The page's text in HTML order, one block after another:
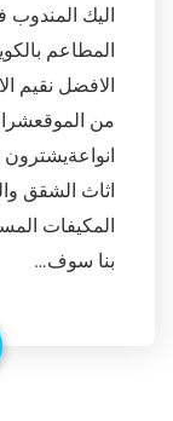
اليك
المطاعم
الافضل نقيم
من
اثاث الشقق
المكيفات
بنا سوف…